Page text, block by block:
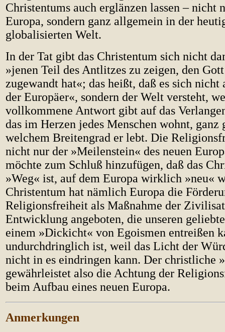
Christentums auch erglänzen lassen – nicht
Europa, sondern ganz allgemein in der
globalisierten Welt.
In der Tat gibt das Christentum sich nicht
»jenen Teil des Antlitzes zu zeigen, den
zugewandt hat«; das heißt, daß es sich
der Europäer«, sondern der Welt versteht,
vollkommene Antwort gibt auf das
das im Herzen jedes Menschen wohnt, ganz
welchem Breitengrad er lebt. Die
nicht nur der »Meilenstein« des neuen
möchte zum Schluß hinzufügen, daß das
»Weg« ist, auf dem Europa wirklich »neu«
Christentum hat nämlich Europa die
Religionsfreiheit als Maßnahme der
Entwicklung angeboten, die unseren
einem »Dickicht« von Egoismen entreißen
undurchdringlich ist, weil das Licht der
nicht in es eindringen kann. Der christliche
gewährleistet also die Achtung der
beim Aufbau eines neuen Europa.
Anmerkungen